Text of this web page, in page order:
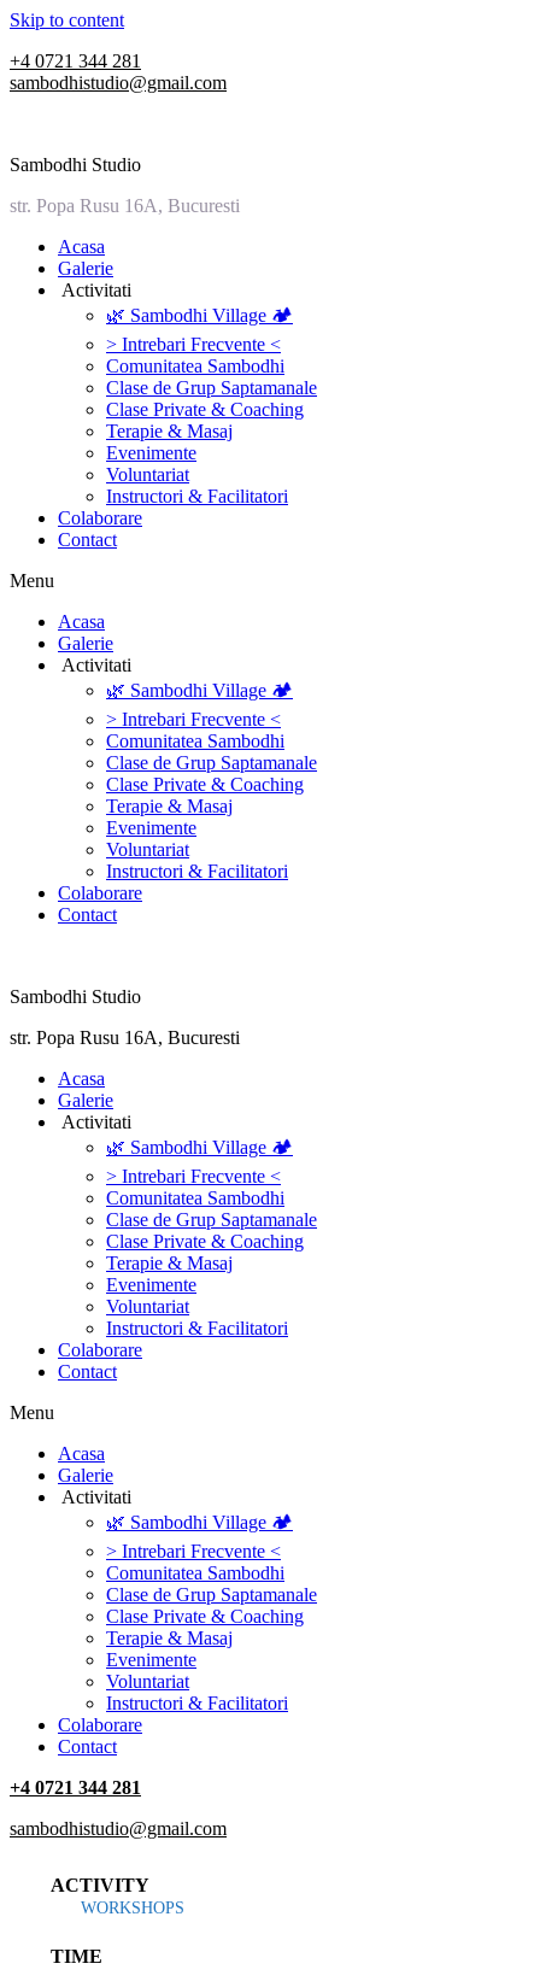
Skip to content
+4 0721 344 281
sambodhistudio@gmail.com
Sambodhi Studio
str. Popa Rusu 16A, Bucuresti
‎Acasa
Galerie
‎ ‎Activitati‎
🌿 Sambodhi Village 🏕️
> Intrebari Frecvente <
Comunitatea Sambodhi
Clase de Grup Saptamanale
Clase Private & Coaching
Terapie & Masaj
‎Evenimente
Voluntariat
‏‏‎Instructori & Facilitatori
Colaborare
Contact
Menu
‎Acasa
Galerie
‎ ‎Activitati‎
🌿 Sambodhi Village 🏕️
> Intrebari Frecvente <
Comunitatea Sambodhi
Clase de Grup Saptamanale
Clase Private & Coaching
Terapie & Masaj
‎Evenimente
Voluntariat
‏‏‎Instructori & Facilitatori
Colaborare
Contact
Sambodhi Studio
str. Popa Rusu 16A, Bucuresti
‎Acasa
Galerie
‎ ‎Activitati‎
🌿 Sambodhi Village 🏕️
> Intrebari Frecvente <
Comunitatea Sambodhi
Clase de Grup Saptamanale
Clase Private & Coaching
Terapie & Masaj
‎Evenimente
Voluntariat
‏‏‎Instructori & Facilitatori
Colaborare
Contact
Menu
‎Acasa
Galerie
‎ ‎Activitati‎
🌿 Sambodhi Village 🏕️
> Intrebari Frecvente <
Comunitatea Sambodhi
Clase de Grup Saptamanale
Clase Private & Coaching
Terapie & Masaj
‎Evenimente
Voluntariat
‏‏‎Instructori & Facilitatori
Colaborare
Contact
+4 0721 344 281
sambodhistudio@gmail.com
ACTIVITY
WORKSHOPS
TIME